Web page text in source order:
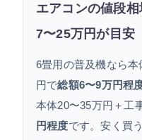
人気エアコンの価格
よくある質問
エアコンの値段
7〜25万円が目安
6畳用の普及機なら
円で総額6〜9万円程
本体20〜35万円＋工
円程度です。安く買